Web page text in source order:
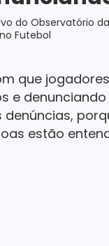
do Observatório
Futebol
que
denunciando
estão